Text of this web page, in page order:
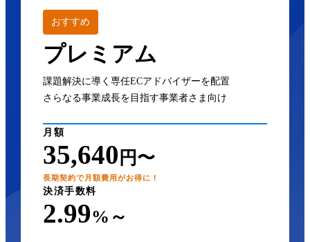
おすすめ
プレミアム
課題解決に導く専任ECアドバイザーを配置
さらなる事業成長を目指す事業者さま向け
月額
35,640 円〜
長期契約で月額費用がお得に！
決済手数料
2.99%～